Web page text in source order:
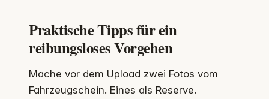
Praktische Tipps für ein
reibungsloses Vorgehen
Mache vor dem Upload zwei Fotos vom
Fahrzeugschein. Eines als Reserve.